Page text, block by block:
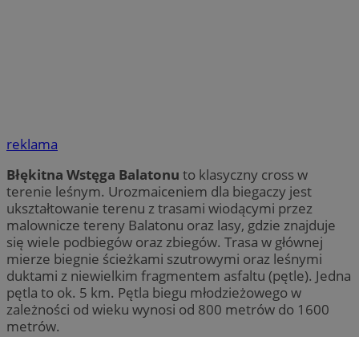
reklama
Błękitna Wstęga Balatonu to klasyczny cross w
terenie leśnym. Urozmaiceniem dla biegaczy jest
ukształtowanie terenu z trasami wiodącymi przez
malownicze tereny Balatonu oraz lasy, gdzie znajduje
się wiele podbiegów oraz zbiegów. Trasa w głównej
mierze biegnie ścieżkami szutrowymi oraz leśnymi
duktami z niewielkim fragmentem asfaltu (pętle). Jedna
pętla to ok. 5 km. Pętla biegu młodzieżowego w
zależności od wieku wynosi od 800 metrów do 1600
metrów.